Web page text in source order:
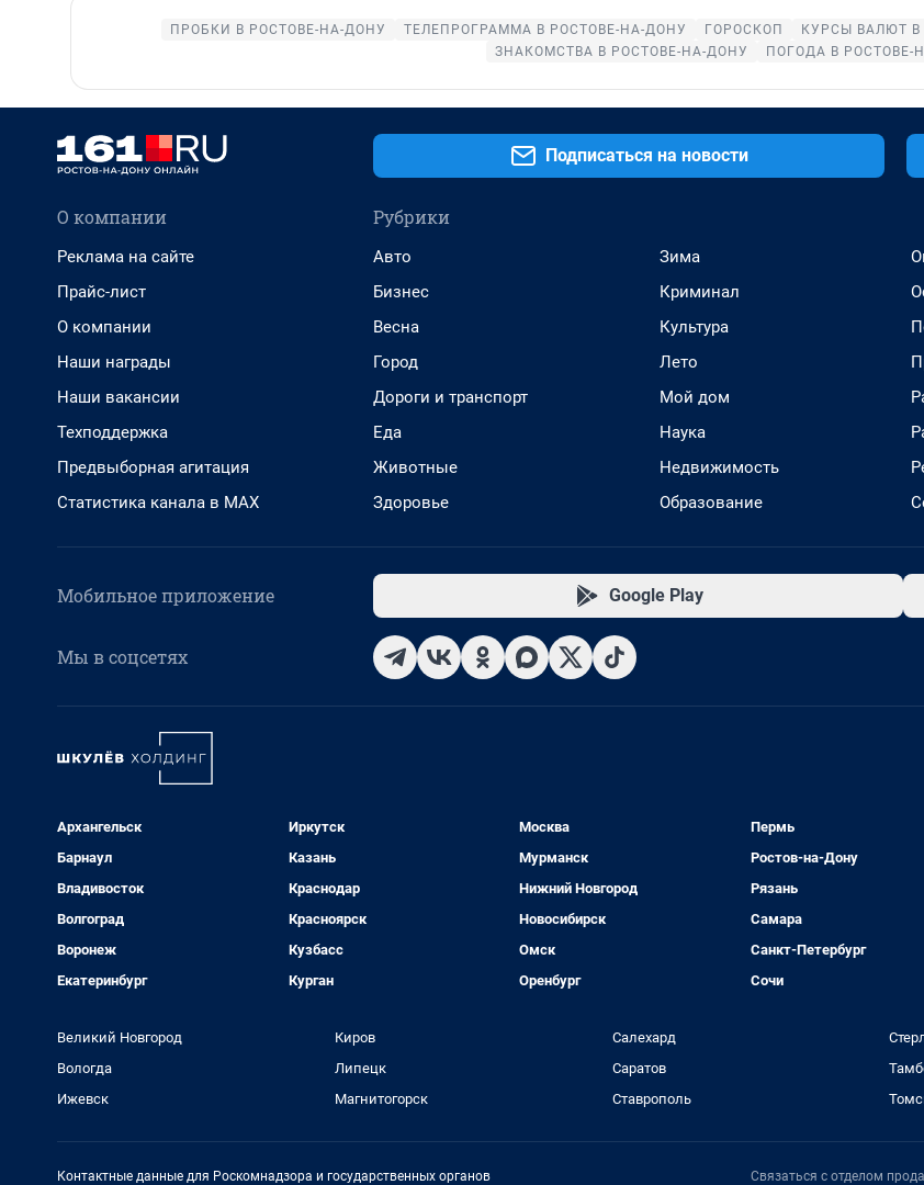
ПРОБКИ В РОСТОВЕ-НА-ДОНУ ТЕЛЕПРОГРАММА В РОСТОВЕ-НА-ДОНУ ГОРОСКОП КУРСЫ ВАЛЮТ В
ЗНАКОМСТВА В РОСТОВЕ-НА-ДОНУ
ПОГОДА В РОСТОВЕ-
Подписаться на новости
О компании
Реклама на сайте
Прайс-лист
О компании
Наши награды
Наши вакансии
Техподдержка
Предвыборная агитация
Статистика канала в MAX
Рубрики
Авто
Бизнес
Весна
Город
Дороги и транспорт
Еда
Животные
Здоровье
Зима
Криминал
Культура
Лето
Мой дом
Наука
Недвижимость
Образование
Мобильное приложение Google Play
Мы в соцсетях
Архангельск
Барнаул
Владивосток
Волгоград
Воронеж
Екатеринбург
Иркутск
Казань
Краснодар
Красноярск
Кузбасс
Курган
Москва
Мурманск
Нижний Новгород
Новосибирск
Омск
Оренбург
Пермь
Ростов-на-Дону
Рязань
Самара
Санкт-Петербург
Сочи
Великий Новгород
Вологда
Ижевск
Киров
Липецк
Магнитогорск
Салехард
Саратов
Ставрополь
Контактные данные для Роскомнадзора и государственных органов Связаться с отделом